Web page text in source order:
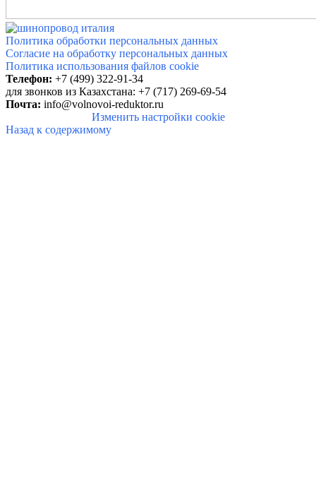
Политика обработки персональных данных
Согласие на обработку персональных данных
Политика использования файлов cookie
Телефон: +7 (499) 322-91-34
для звонков из Казахстана: +7 (717) 269-69-54
Почта: info@volnovoi-reduktor.ru
Изменить настройки cookie
Назад к содержимому